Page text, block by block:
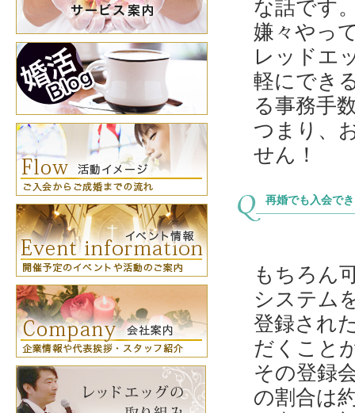
な話です
嫌々やっ
レッドエ
軽にでき
る事務手
つまり、
せん！
再婚でも入会で
もちろん
システム
登録され
だくこと
その登録
の割合は